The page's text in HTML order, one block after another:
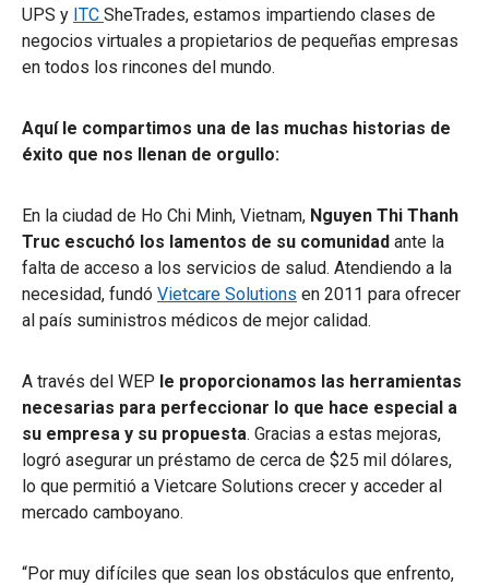
UPS y ITC SheTrades, estamos impartiendo clases de
negocios virtuales a propietarios de pequeñas empresas
en todos los rincones del mundo.
Aquí le compartimos una de las muchas historias de
éxito que nos llenan de orgullo:
En la ciudad de Ho Chi Minh, Vietnam, Nguyen Thi Thanh
Truc escuchó los lamentos de su comunidad ante la
falta de acceso a los servicios de salud. Atendiendo a la
necesidad, fundó Vietcare Solutions en 2011 para ofrecer
al país suministros médicos de mejor calidad.
A través del WEP le proporcionamos las herramientas
necesarias para perfeccionar lo que hace especial a
su empresa y su propuesta. Gracias a estas mejoras,
logró asegurar un préstamo de cerca de $25 mil dólares,
lo que permitió a Vietcare Solutions crecer y acceder al
mercado camboyano.
“Por muy difíciles que sean los obstáculos que enfrento,